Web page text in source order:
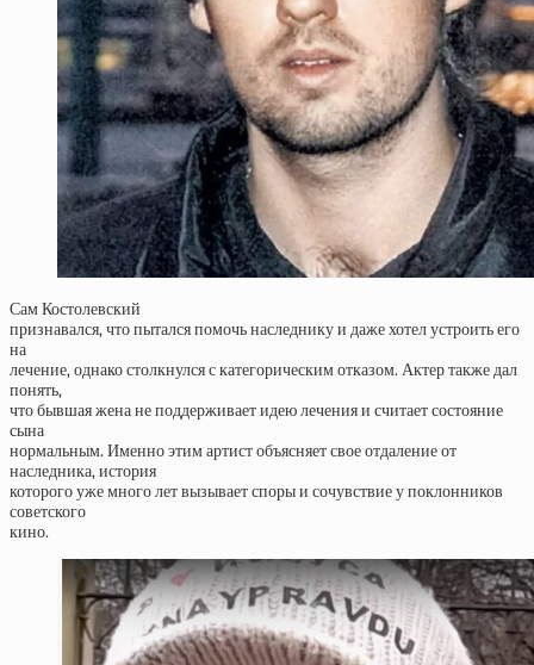
Сам Костолевский
признавался, что пытался помочь наследнику и даже хотел устроить его
на
лечение, однако столкнулся с категорическим отказом. Актер также дал
понять,
что бывшая жена не поддерживает идею лечения и считает состояние
сына
нормальным. Именно этим артист объясняет свое отдаление от
наследника, история
которого уже много лет вызывает споры и сочувствие у поклонников
советского
кино.